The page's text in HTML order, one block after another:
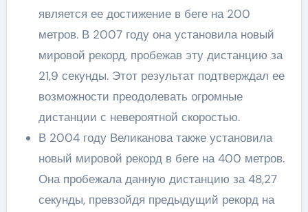
является ее достижение в беге на 200
метров. В 2007 году она установила новый
мировой рекорд, пробежав эту дистанцию за
21,9 секунды. Этот результат подтверждал ее
возможности преодолевать огромные
дистанции с невероятной скоростью.
В 2004 году Великанова также установила
новый мировой рекорд в беге на 400 метров.
Она пробежала данную дистанцию за 48,27
секунды, превзойдя предыдущий рекорд на